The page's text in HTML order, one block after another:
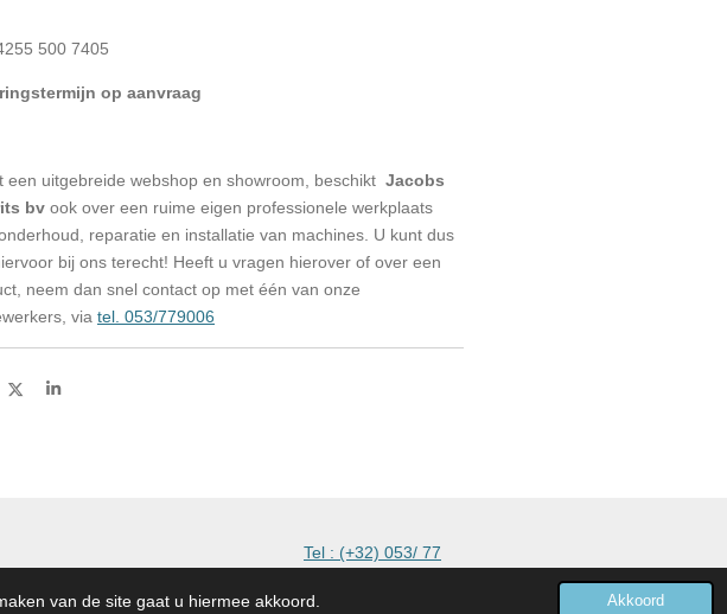
van de site gaat u hiermee akkoord. Akkoord
500 7405
op aanvraag
een uitgebreide webshop en showroom, beschikt Jacobs
bv ook over een ruime eigen professionele werkplaats
reparatie en installatie van machines. U kunt dus
bij ons terecht! Heeft u vragen hierover of over een
neem dan snel contact op met één van onze
via tel. 053/779006
D
S
tuin- en parkmachines Tel : (+32) 053/ 77